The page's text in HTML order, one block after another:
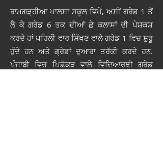
ਰਾਮਗੜ੍ਹੀਆ ਖਾਲਸਾ ਸਕੂਲ ਵਿਖੇ, ਅਸੀਂ ਗਰੇਡ 1 ਤੋਂ
ਲੈ ਕੇ ਗਰੇਡ 6 ਤਕ ਦੀਆਂ ਛੇ ਕਲਾਸਾਂ ਦੀ ਪੇਸ਼ਕਸ਼
ਕਰਦੇ ਹਾਂ ਪਹਿਲੀ ਵਾਰ ਸਿੱਖਣ ਵਾਲੇ ਗਰੇਡ 1 ਵਿਚ ਸ਼ੁਰੂ
ਹੁੰਦੇ ਹਨ ਅਤੇ ਗ੍ਰੇਡਾਂ ਦੁਆਰਾ ਤਰੱਕੀ ਕਰਦੇ ਹਨ.
ਪੰਜਾਬੀ ਵਿਚ ਪਿਛੋਕੜ ਵਾਲੇ ਵਿਦਿਆਰਥੀ ਗ੍ਰੇਡ